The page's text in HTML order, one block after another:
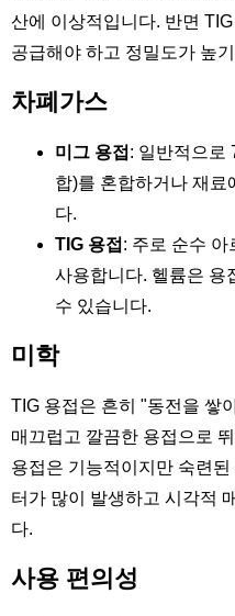
산에 이상적입니다. 반면
공급해야 하고 정밀도가 높
차폐가스
미그 용접 : 일반적으로
합)를 혼합하거나 재료
다.
TIG 용접 : 주로 순수 아
사용합니다. 헬륨은 용
수 있습니다.
미학
TIG 용접은 흔히 "동전을 쌓
매끄럽고 깔끔한 용접으로
용접은 기능적이지만 숙련
터가 많이 발생하고 시각적
다.
사용 편의성